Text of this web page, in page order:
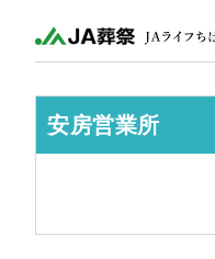
安房営業所